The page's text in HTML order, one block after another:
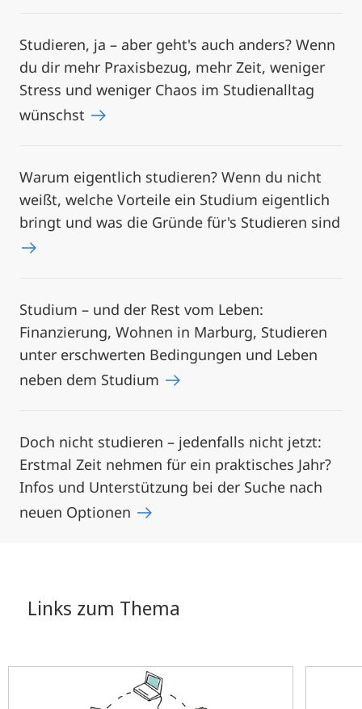
Studieren, ja – aber geht's auch anders? Wenn
du dir mehr Praxisbezug, mehr Zeit, weniger
Stress und weniger Chaos im Studienalltag
wünschst
Warum eigentlich studieren? Wenn du nicht
weißt, welche Vorteile ein Studium eigentlich
bringt und was die Gründe für's Studieren sind
Studium – und der Rest vom Leben:
Finanzierung, Wohnen in Marburg, Studieren
unter erschwerten Bedingungen und Leben
neben dem Studium
Doch nicht studieren – jedenfalls nicht jetzt:
Erstmal Zeit nehmen für ein praktisches Jahr?
Infos und Unterstützung bei der Suche nach
neuen Optionen
Links zum Thema